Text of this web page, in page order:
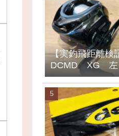
【実釣飛距離検
DCMD XG 左
ー